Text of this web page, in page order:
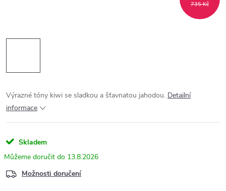
735 Kč
Výrazné tóny kiwi se sladkou a šťavnatou jahodou. Detailní
informace
Skladem
13.8.2026
Možnosti doručení